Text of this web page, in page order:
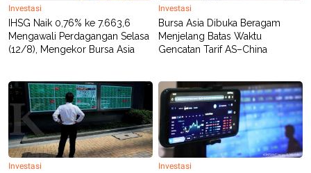
Investasi
IHSG Naik 0,76% ke 7.663,6
Mengawali Perdagangan Selasa
(12/8), Mengekor Bursa Asia
Investasi
Bursa Asia Dibuka Beragam
Menjelang Batas Waktu
Gencatan Tarif AS–China
Investasi Investasi